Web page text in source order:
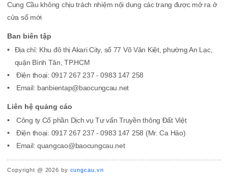
Cung Cầu không chịu trách nhiệm nội dung các trang được mở ra ở
cửa sổ mới
Ban biên tập
Địa chỉ: Khu đô thị Akari City, số 77 Võ Văn Kiệt, phường An Lạc,
quận Bình Tân, TP.HCM
Điện thoại: 0917 267 237 - 0983 147 258
Email: banbientap@baocungcau.net
Liên hệ quảng cáo
Công ty Cổ phần Dịch vụ Tư vấn Truyền thông Đất Việt
Điện thoại: 0917 267 237 - 0983 147 258 (Mr. Ca Hảo)
Email: quangcao@baocungcau.net
Copyright @ 2026 by cungcau.vn